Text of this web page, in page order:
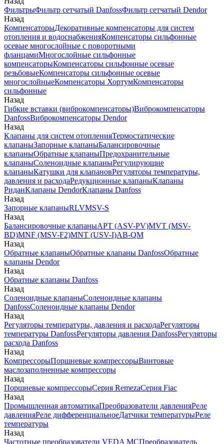
ФильтрыФильтр сетчатый DanfossФильтр сетчатый Dendor
Назад
КомпенсаторыДекоративные компенсаторы для систем
отопления и водоснабженияКомпенсаторы сильфонные
осевые многослойные с поворотными
фланцамиМногослойные сильфонные
компенсаторыКомпенсаторы сильфонные осевые
резьбовыеКомпенсаторы сильфонные осевые
многослойныеКомпенсаторы ХортумКомпенсаторы
сильфонные
Назад
Гибкие вставки (виброкомпенсаторы)Виброкомпенсаторы
DanfossВиброкомпенсаторы Dendor
Назад
Клапаны для систем отопленияТермостатические
клапаныЗапорные клапаныБалансировочные
клапаныОбратные клапаныПредохранительные
клапаныСоленоидные клапаныРегулирующие
клапаныКатушки для клапановРегуляторы температуры,
давления и расходаРедукционные клапаныКлапаны
РиданКлапаны DendorКлапаны Danfoss
Назад
Запорные клапаныRLVMSV-S
Назад
Балансировочные клапаныAPT (ASV-PV)MVT (MSV-
BD)MNF (MSV-F2)MNT (USV-I)AB-QM
Назад
Обратные клапаныОбратные клапаны DanfossОбратные
клапаны Dendor
Назад
Обратные клапаны Danfoss
Назад
Соленоидные клапаныСоленоидные клапаны
DanfossСоленоидные клапаны Dendor
Назад
Регуляторы температуры, давления и расходаРегуляторы
температуры DanfossРегуляторы давления DanfossРегуляторы
расхода Danfoss
Назад
КомпрессорыПоршневые компрессорыВинтовые
маслозаполненные компрессоры
Назад
Поршневые компрессорыСерия RemezaСерия Fiac
Назад
Промышленная автоматикаПреобразователи давленияРеле
давленияРеле дифференциальноеДатчики температурыРеле
температуры
Назад
Частотные преобразователи VEDA MCПреобразователь